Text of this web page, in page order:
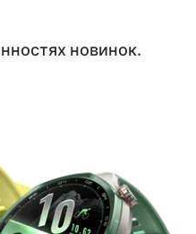
новинок.